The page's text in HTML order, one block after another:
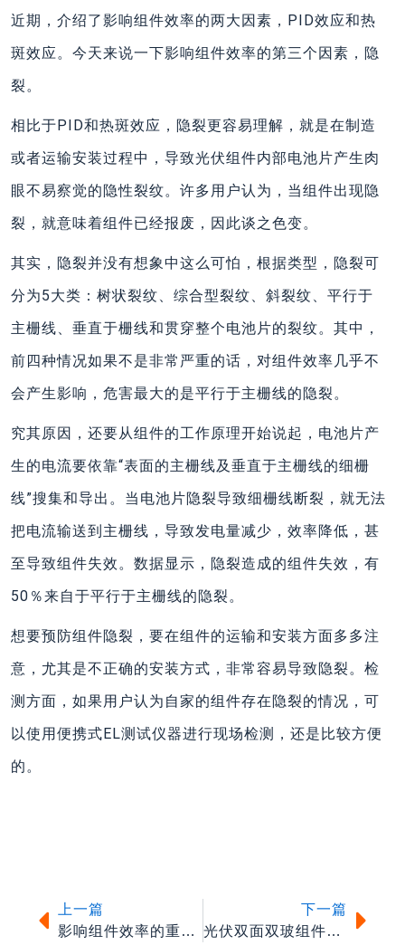
近期，介绍了影响组件效率的两大因素，PID效应和热
斑效应。今天来说一下影响组件效率的第三个因素，隐
裂。
相比于PID和热斑效应，隐裂更容易理解，就是在制造
或者运输安装过程中，导致光伏组件内部电池片产生肉
眼不易察觉的隐性裂纹。许多用户认为，当组件出现隐
裂，就意味着组件已经报废，因此谈之色变。
其实，隐裂并没有想象中这么可怕，根据类型，隐裂可
分为5大类：树状裂纹、综合型裂纹、斜裂纹、平行于
主栅线、垂直于栅线和贯穿整个电池片的裂纹。其中，
前四种情况如果不是非常严重的话，对组件效率几乎不
会产生影响，危害最大的是平行于主栅线的隐裂。
究其原因，还要从组件的工作原理开始说起，电池片产
生的电流要依靠“表面的主栅线及垂直于主栅线的细栅
线”搜集和导出。当电池片隐裂导致细栅线断裂，就无法
把电流输送到主栅线，导致发电量减少，效率降低，甚
至导致组件失效。数据显示，隐裂造成的组件失效，有
50％来自于平行于主栅线的隐裂。
想要预防组件隐裂，要在组件的运输和安装方面多多注
意，尤其是不正确的安装方式，非常容易导致隐裂。检
测方面，如果用户认为自家的组件存在隐裂的情况，可
以使用便携式EL测试仪器进行现场检测，还是比较方便
的。
上一篇
影响组件效率的重要因素——热斑效应
下一篇
光伏双面双玻组件有何优势？市占率三年提高18%